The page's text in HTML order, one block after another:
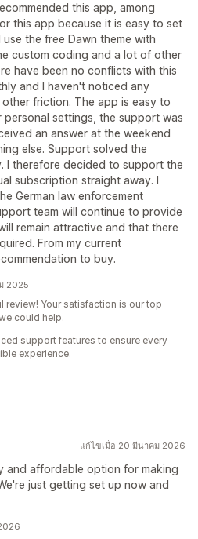
this app, among
this app because it is easy to set
the free Dawn theme with
custom coding and a lot of other
have been no conflicts with this
and I haven't noticed any
friction. The app is easy to
personal settings, the support was
an answer at the weekend
else. Support solved the
I therefore decided to support the
subscription straight away. I
German law enforcement
team will continue to provide
remain attractive and that there
From my current
to buy.
2025
review! Your satisfaction is our top
could help.
support features to ensure every
experience.
แก้ไขเมื่อ 20 มีนาคม 2026
and affordable option for making
just getting set up now and